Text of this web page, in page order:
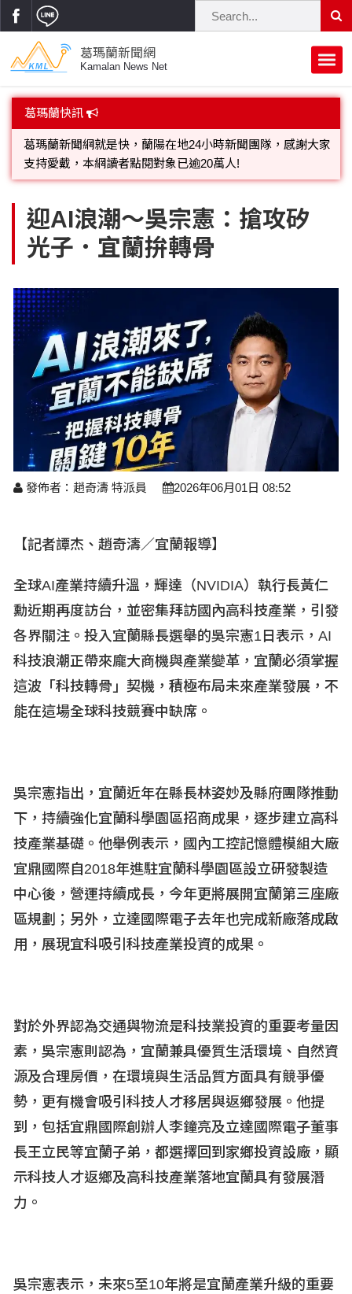
葛瑪蘭新聞網
Kamalan News Net
首頁
蘭陽大代誌
府會議題
街坊大小事
交通警消
地方大小事
校園動態
原住民動態
軍事新聞
立法院
黨政新聞
選舉新聞
總統大選
縣市長選舉
議員民代選舉
鄉鎮長村里長選舉
五合一選舉
溫馨關懷
公益行善
溫馨關懷
民俗薪傳
藝文展覽
專題講座
水色流光映城東～名家齊聚展藝風
時尚你我他
休閒旅遊
時尚行業
景點介紹
醫療養生
醫藥新訊
衞生保健
【博愛醫療公益服務隊】專欄
產業科技
科技新知
產業招商
求職徵才
財經稅務
房產理財
我要爆料
網友爆料
檢舉投訴
活動專頁
讀者投稿
宜蘭綠色博覽會
運動賽事
葛瑪蘭快訊
支持愛戴，本網讀者點閱對象已逾20萬人!
歡迎廣告託播，刊頭或新聞欄位:圖片或影音檔可連結指定官
網;詳洽各記者或聯繫：0910-259565洽詢。
迎AI浪潮～吳宗憲：搶攻矽
光子．宜蘭拚轉骨
發佈者：趙奇濤 特派員 2026年06月01日 08:52
【記者譚杰、趙奇濤／宜蘭報導】
全球AI產業持續升溫，輝達（NVIDIA）執行長黃仁
勳近期再度訪台，並密集拜訪國內高科技產業，引發
各界關注。投入宜蘭縣長選舉的吳宗憲1 日表示，AI
科技浪潮正帶來龐大商機與產業變革，宜蘭必須掌握
這波「科技轉骨」契機，積極布局未來產業發展，不
能在這場全球科技競賽中缺席。
吳宗憲指出，宜蘭近年在縣長林姿妙及縣府團隊推動
下，持續強化宜蘭科學園區招商成果，逐步建立高科
技產業基礎。他舉例表示，國內工控記憶體模組大廠
宜鼎國際自2018年進駐宜蘭科學園區設立研發製造
中心後，營運持續成長，今年更將展開宜蘭第三座廠
區規劃；另外，立達國際電子去年也完成新廠落成啟
用，展現宜科吸引科技產業投資的成果。
對於外界認為交通與物流是科技業投資的重要考量因
素，吳宗憲則認為，宜蘭兼具優質生活環境、自然資
源及合理房價，在環境與生活品質方面具有競爭優
勢，更有機會吸引科技人才移居與返鄉發展。他提
到，包括宜鼎國際創辦人李鐘亮及立達國際電子董事
長王立民等宜蘭子弟，都選擇回到家鄉投資設廠，顯
示科技人才返鄉及高科技產業落地宜蘭具有發展潛
力。
吳宗憲表示，未來5至10年將是宜蘭產業升級的重要